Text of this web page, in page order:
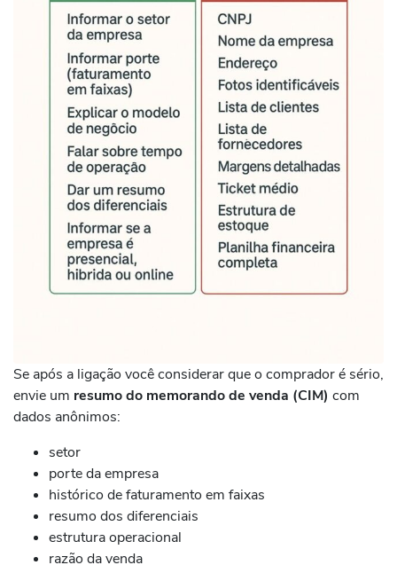
Se após a ligação você considerar que o comprador é sério,
envie um resumo do memorando de venda (CIM) com
dados anônimos:
setor
porte da empresa
histórico de faturamento em faixas
resumo dos diferenciais
estrutura operacional
razão da venda